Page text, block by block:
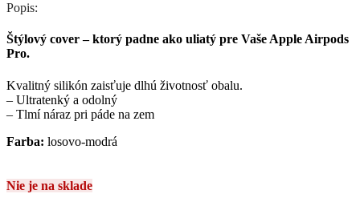
Popis:
Štýlový cover – ktorý padne ako uliatý pre Vaše Apple Airpods
Pro.
Kvalitný silikón zaisťuje dlhú životnosť obalu.
– Ultratenký a odolný
– Tlmí náraz pri páde na zem
Farba: losovo-modrá
Nie je na sklade